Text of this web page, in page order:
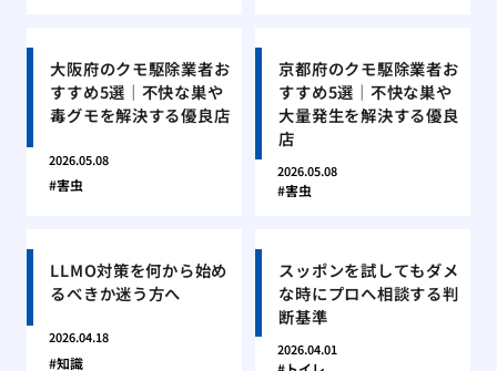
大阪府のクモ駆除業者お
すすめ5選｜不快な巣や
毒グモを解決する優良店
2026.05.08
害虫
京都府のクモ駆除業者お
すすめ5選｜不快な巣や
大量発生を解決する優良
店
2026.05.08
害虫
LLMO対策を何から始め
るべきか迷う方へ
2026.04.18
知識
スッポンを試してもダメ
な時にプロへ相談する判
断基準
2026.04.01